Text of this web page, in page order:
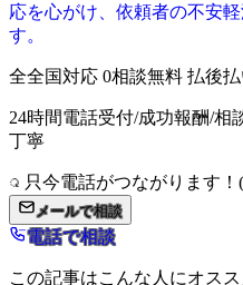
応を心がけ、依頼者の不安
す。
全全国対応 0相談無料 払後
24時間電話受付/成功報酬/相
丁寧
只今電話がつながります！
メールで相談
電話で相談
この記事はこんな人にオスス